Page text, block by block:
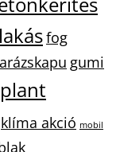
fog
gumi
klíma akció mobil